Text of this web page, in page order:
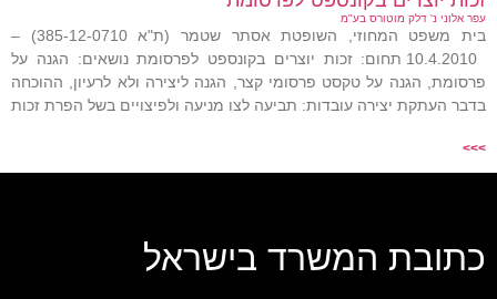
עפר אלוני נ' דלק מוטורס בע"מ
בית משפט המחוזי, השופטת אסתר שטמר (ת"א 385-12-0710) –
10.4.2010 תחום: זכות יוצרים בקונספט לפרסומת נושאים: הגנה על
פרסומת, הגנה על טקסט פרסומי קצר, הגנה ליצירה ולא לרעיון, ההוכחה
בדבר העתקת יצירה עובדות: תביעה לצו מניעה ולפיצויים בשל הפרת זכות
>>>
כתובת המשרד בישראל